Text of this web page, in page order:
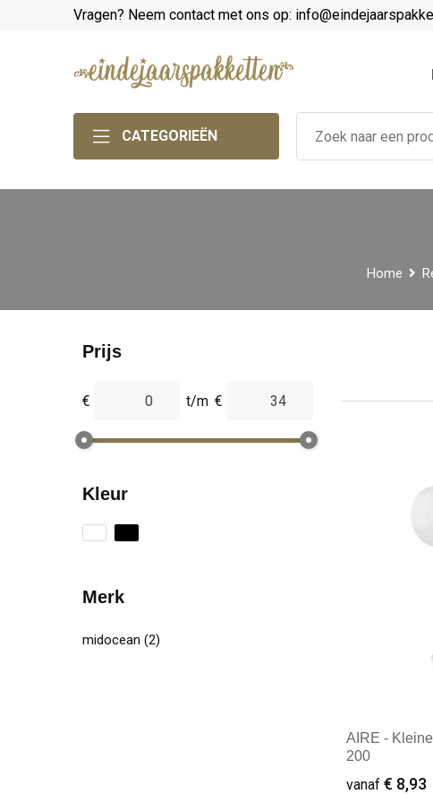
Vragen? Neem contact met ons op:
CATEGORIEËN
Home
Prijs
€ t/m €
Kleur
Merk
midocean (2)
AIRE -
200
vanaf € 8,93